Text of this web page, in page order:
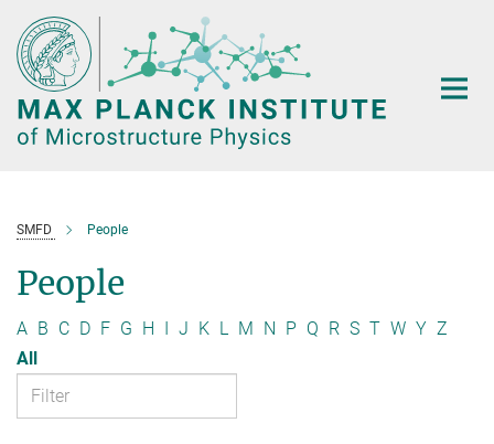
Main-
Content
SMFD People
People
A B C D F G H I J K L M N P Q R S T W Y Z
All